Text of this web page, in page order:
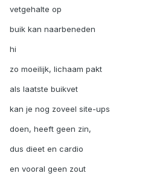
vetgehalte op
buik kan naarbeneden
hi
zo moeilijk, lichaam pakt
als laatste buikvet
kan je nog zoveel site-ups
doen, heeft geen zin,
dus dieet en cardio
en vooral geen zout